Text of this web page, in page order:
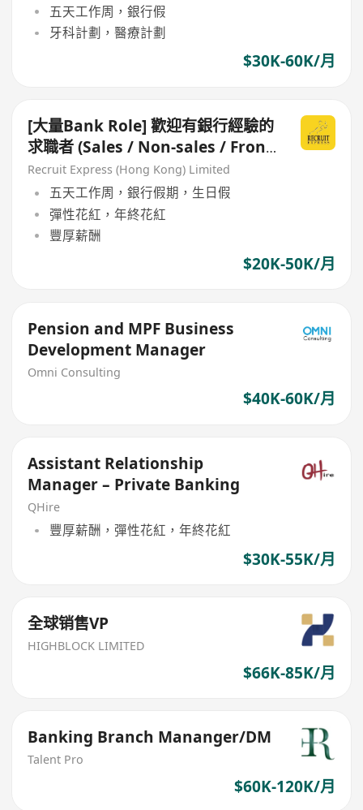
五天工作周，銀行假
牙科計劃，醫療計劃
$30K-60K/月
[大量Bank Role] 歡迎有銀行經驗的
求職者 (Sales / Non-sales / Front
Office / Back Office)
Recruit Express (Hong Kong) Limited
五天工作周，銀行假期，生日假
彈性花紅，年終花紅
豐厚薪酬
$20K-50K/月
Pension and MPF Business
Development Manager
Omni Consulting
$40K-60K/月
Assistant Relationship
Manager – Private Banking
QHire
豐厚薪酬，彈性花紅，年終花紅
$30K-55K/月
全球销售VP
HIGHBLOCK LIMITED
$66K-85K/月
Banking Branch Mananger/DM
Talent Pro
$60K-120K/月